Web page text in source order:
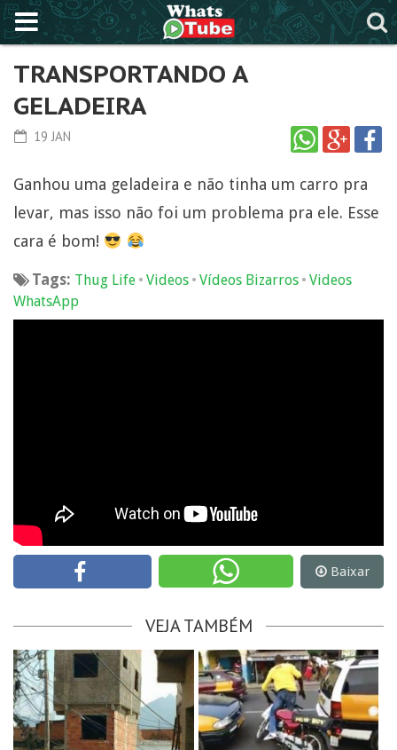
TRANSPORTANDO A
GELADEIRA
19 JAN
Ganhou uma geladeira e não tinha um carro pra
levar, mas isso não foi um problema pra ele. Esse
cara é bom!
Tags: Thug Life • Videos • Vídeos Bizarros • Videos
WhatsApp
Baixar
VEJA TAMBÉM